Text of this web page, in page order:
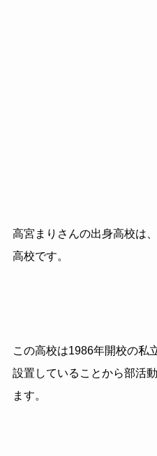
高宮まりさんの出身高校は
高校です。
この高校は1986年開校の私
設置していることから部活
ます。